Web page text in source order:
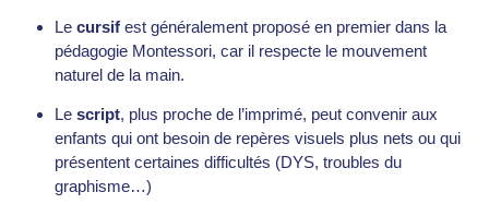
Le cursif est généralement proposé en premier dans la
pédagogie Montessori, car il respecte le mouvement
naturel de la main.
Le script, plus proche de l’imprimé, peut convenir aux
enfants qui ont besoin de repères visuels plus nets ou qui
présentent certaines difficultés (DYS, troubles du
graphisme…)